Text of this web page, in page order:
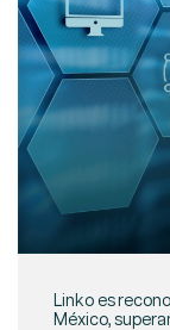
Linko es
México,